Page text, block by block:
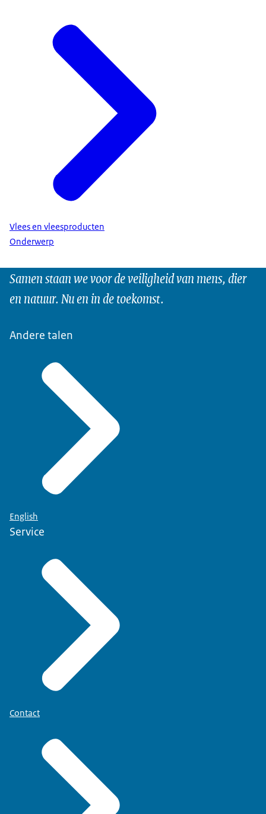
Vlees en vleesproducten
Onderwerp
Samen staan we voor de veiligheid van mens, dier
en natuur. Nu en in de toekomst.
Andere talen
English
Service
Contact